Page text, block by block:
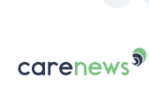
sur:
Carenews,
Le